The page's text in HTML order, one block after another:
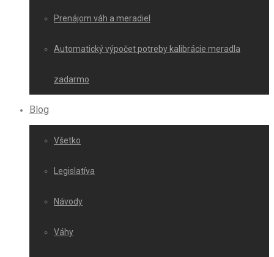
Prenájom váh a meradiel
Automatický výpočet potreby kalibrácie meradla
zadarmo
Blog
Všetko
Legislatíva
Návody
Váhy